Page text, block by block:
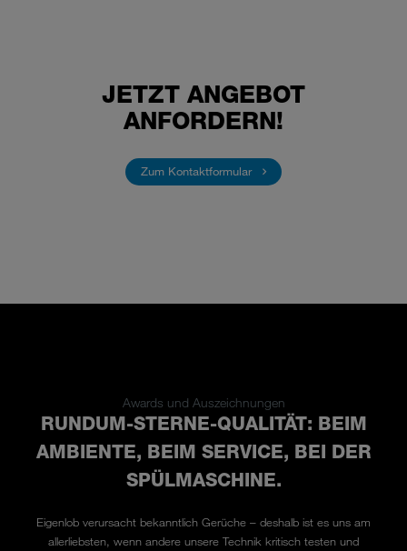
JETZT ANGEBOT
ANFORDERN!
Zum Kontaktformular
Awards und Auszeichnungen
RUNDUM-STERNE-QUALITÄT: BEIM
AMBIENTE, BEIM SERVICE, BEI DER
SPÜLMASCHINE.
Eigenlob verursacht bekanntlich Gerüche – deshalb ist es uns am
allerliebsten, wenn andere unsere Technik kritisch testen und